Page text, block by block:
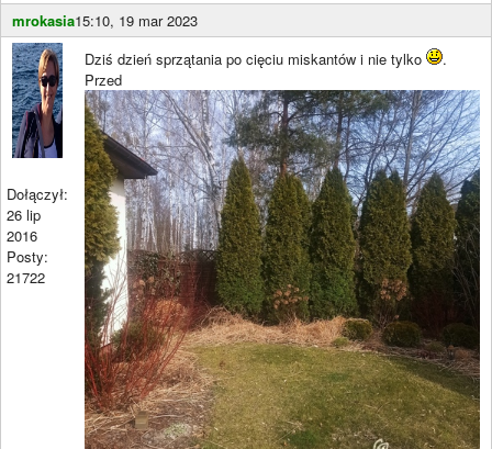
mrokasia15:10, 19 mar 2023
Dołączył:
26 lip
2016
Posty:
21722
Dziś dzień sprzątania po cięciu miskantów i nie tylko
.
Przed